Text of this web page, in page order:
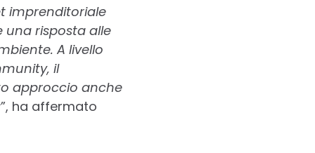
imprenditoriale
una risposta alle
A livello
il
approccio anche
”, ha affermato